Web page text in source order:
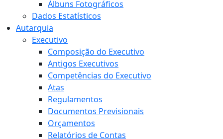
Álbuns Fotográficos
Dados Estatísticos
Autarquia
Executivo
Composição do Executivo
Antigos Executivos
Competências do Executivo
Atas
Regulamentos
Documentos Previsionais
Orçamentos
Relatórios de Contas